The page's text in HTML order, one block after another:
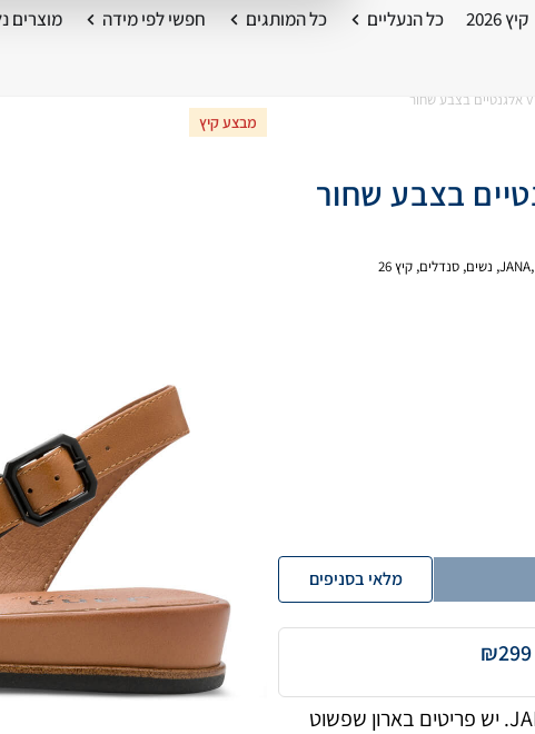
קיץ 2026 כל הנעליים כל המותגים חפשי לפי מידה מוצרים
JANA,
, נשים, סנדלים, קיץ 26
מלאי בסניפים
סנדלים אלנטיים VIOLA של JANA. יש פריטים בארון שפשוט
מבצע קיץ